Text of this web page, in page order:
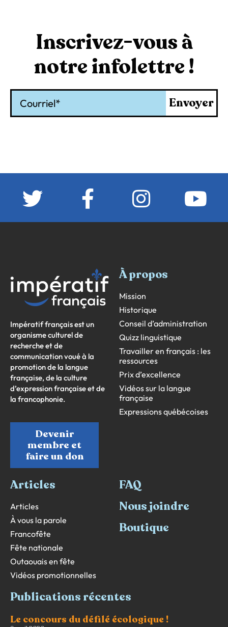
Inscrivez-vous à
notre infolettre !
Envoyer
Impératif français est un
organisme culturel de
recherche et de
communication voué à la
promotion de la langue
française, de la culture
d’expression française et de
la francophonie.
Devenir
membre et
faire un don
À propos
Mission
Historique
Conseil d’administration
Quizz linguistique
Travailler en français : les
ressources
Prix d’excellence
Vidéos sur la langue
française
Expressions québécoises
Articles
Articles
À vous la parole
Francofête
Fête nationale
Outaouais en fête
Vidéos promotionnelles
FAQ
Nous joindre
Boutique
Publications récentes
Le concours du défilé écologique !